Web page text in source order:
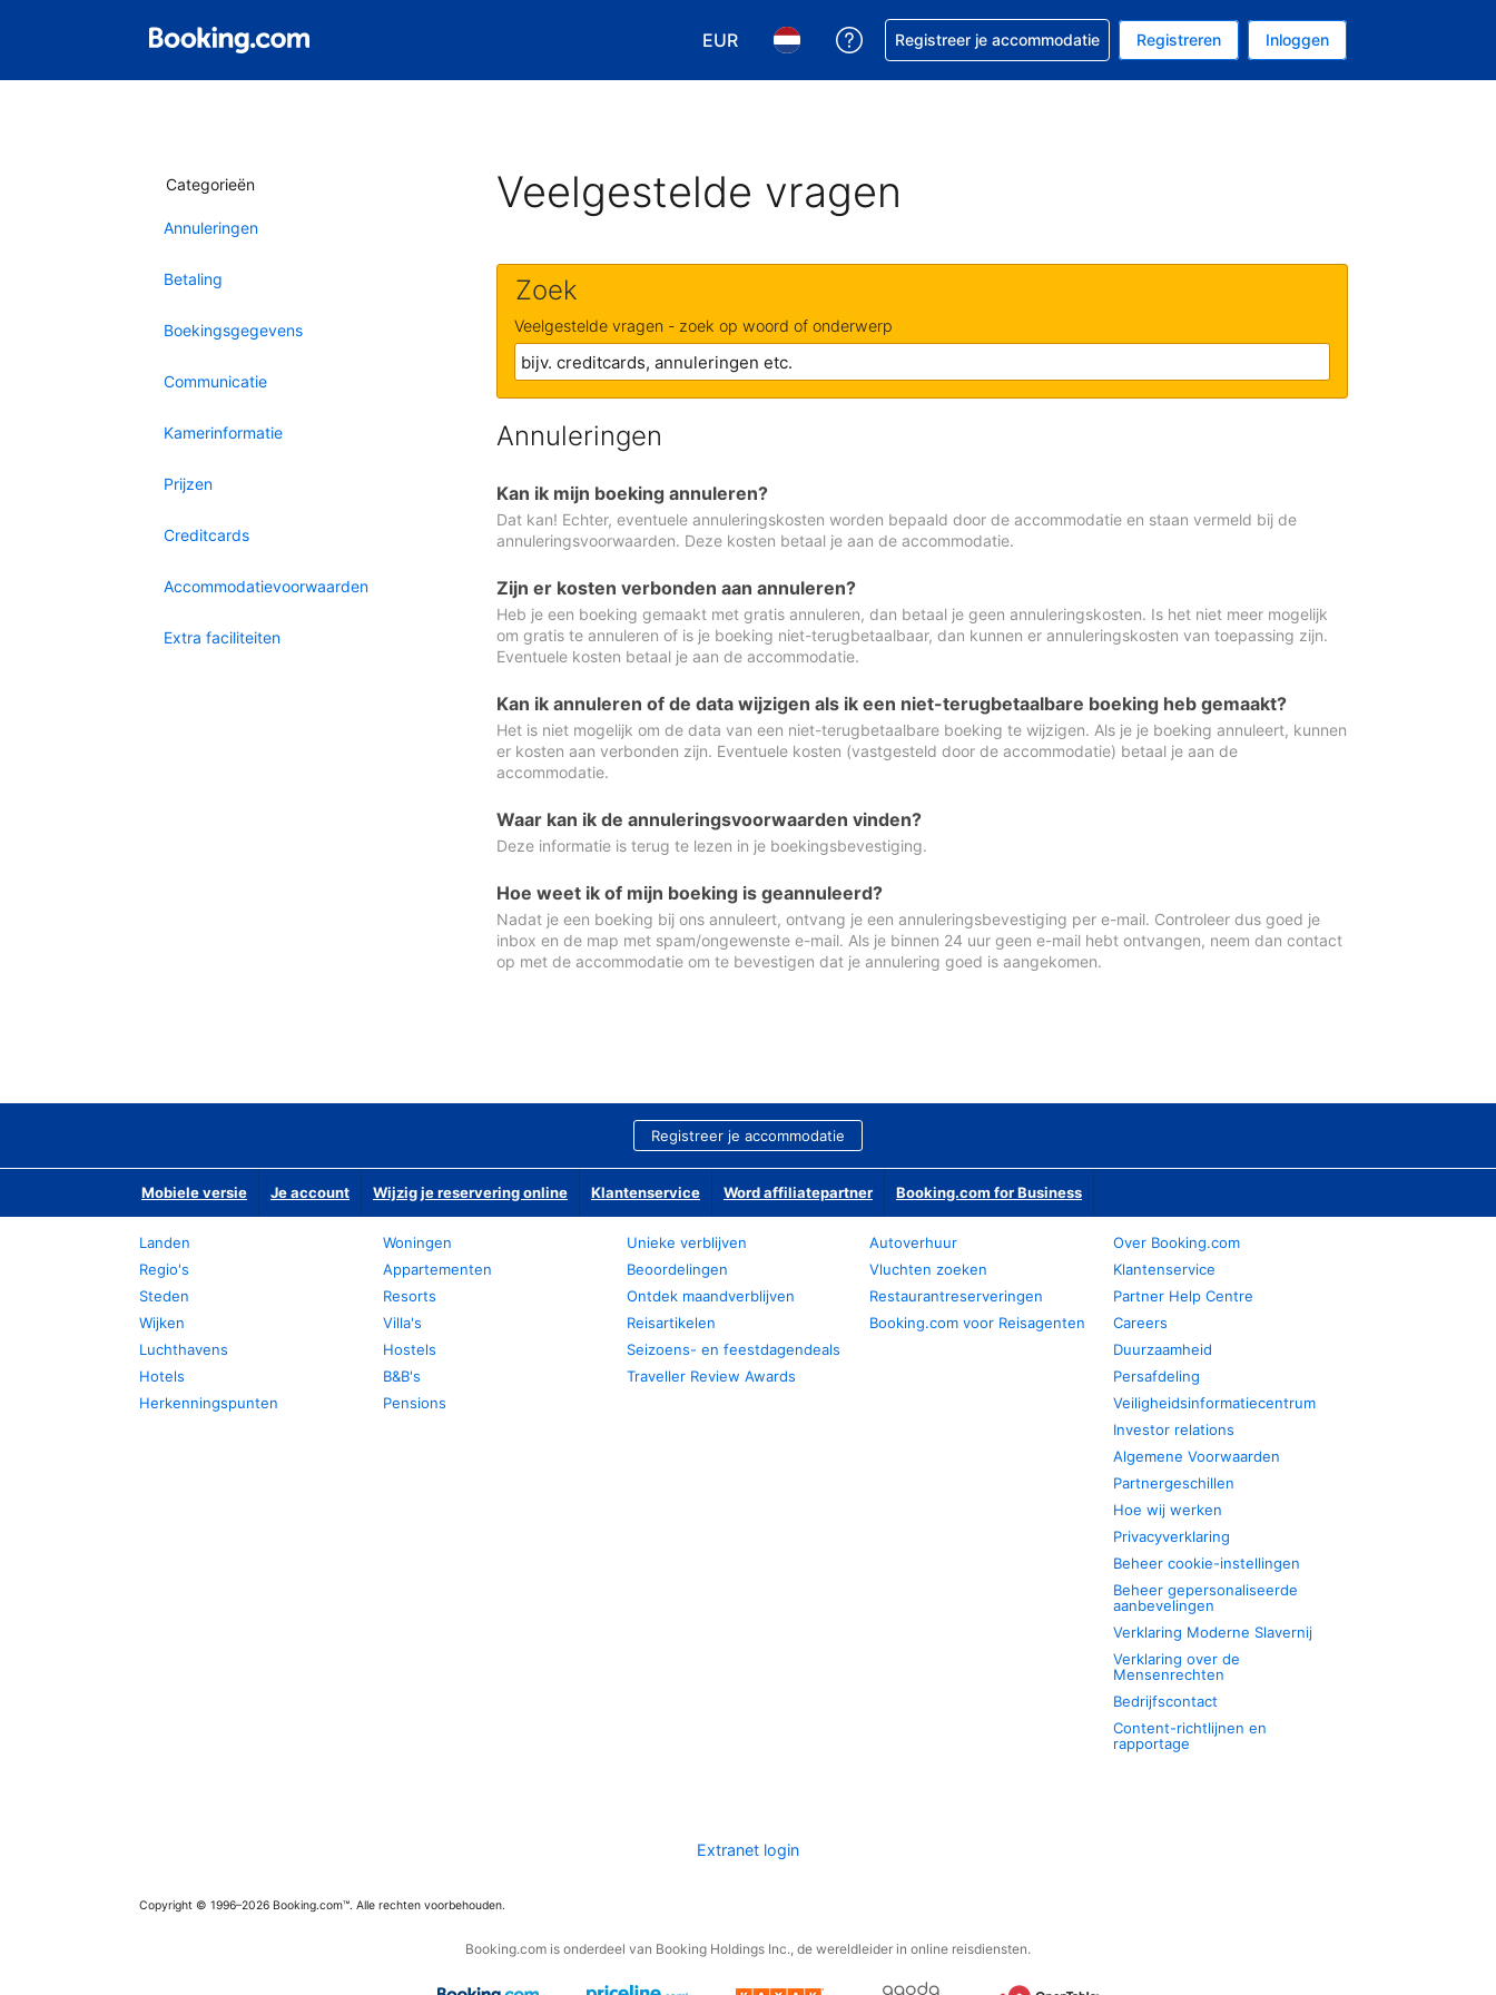
EUR
Kies je valuta. Je huidige valuta is EUR
Kies je taal. Je huidige taal is Nederlands
Krijg hulp bij je reservering
Registreer je accommodatie Registreren Inloggen
Categorieën
Annuleringen
Betaling
Boekingsgegevens
Communicatie
Kamerinformatie
Prijzen
Creditcards
Accommodatievoorwaarden
Extra faciliteiten
Veelgestelde vragen
Zoek
Veelgestelde vragen - zoek op woord of onderwerp
Annuleringen
Kan ik mijn boeking annuleren?
Dat kan! Echter, eventuele annuleringskosten worden bepaald door de accommodatie en staan vermeld bij de
annuleringsvoorwaarden. Deze kosten betaal je aan de accommodatie.
Zijn er kosten verbonden aan annuleren?
Heb je een boeking gemaakt met gratis annuleren, dan betaal je geen annuleringskosten. Is het niet meer mogelijk
om gratis te annuleren of is je boeking niet-terugbetaalbaar, dan kunnen er annuleringskosten van toepassing zijn.
Eventuele kosten betaal je aan de accommodatie.
Kan ik annuleren of de data wijzigen als ik een niet-terugbetaalbare boeking heb gemaakt?
Het is niet mogelijk om de data van een niet-terugbetaalbare boeking te wijzigen. Als je je boeking annuleert, kunnen
er kosten aan verbonden zijn. Eventuele kosten (vastgesteld door de accommodatie) betaal je aan de
accommodatie.
Waar kan ik de annuleringsvoorwaarden vinden?
Deze informatie is terug te lezen in je boekingsbevestiging.
Hoe weet ik of mijn boeking is geannuleerd?
Nadat je een boeking bij ons annuleert, ontvang je een annuleringsbevestiging per e-mail. Controleer dus goed je
inbox en de map met spam/ongewenste e-mail. Als je binnen 24 uur geen e-mail hebt ontvangen, neem dan contact
op met de accommodatie om te bevestigen dat je annulering goed is aangekomen.
Registreer je accommodatie
Mobiele versie Je account Wijzig je reservering online Klantenservice Word affiliatepartner Booking.com for Business
Landen
Regio's
Steden
Wijken
Luchthavens
Hotels
Herkenningspunten
Woningen
Appartementen
Resorts
Villa's
Hostels
B&B's
Pensions
Unieke verblijven
Beoordelingen
Ontdek maandverblijven
Reisartikelen
Seizoens- en feestdagendeals
Traveller Review Awards
Autoverhuur
Vluchten zoeken
Restaurantreserveringen
Booking.com voor Reisagenten
Over Booking.com
Klantenservice
Partner Help Centre
Careers
Duurzaamheid
Persafdeling
Veiligheidsinformatiecentrum
Investor relations
Algemene Voorwaarden
Partnergeschillen
Hoe wij werken
Privacyverklaring
Beheer cookie-instellingen
Beheer gepersonaliseerde
aanbevelingen
Verklaring Moderne Slavernij
Verklaring over de
Mensenrechten
Bedrijfscontact
Content-richtlijnen en
rapportage
Extranet login
Copyright © 1996–2026 Booking.com™. Alle rechten voorbehouden.
Booking.com is onderdeel van Booking Holdings Inc., de wereldleider in online reisdiensten.